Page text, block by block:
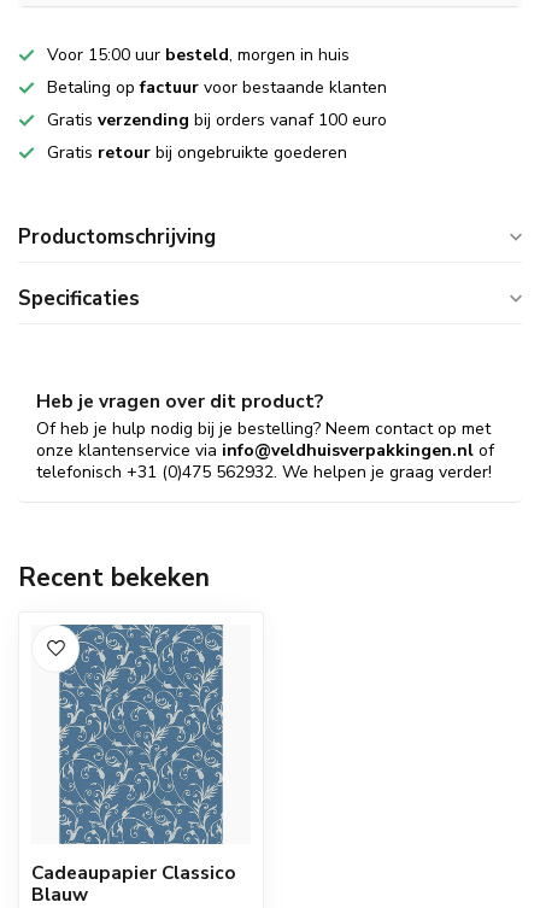
Voor 15:00 uur besteld, morgen in huis
Betaling opfactuur voor bestaande klanten
Gratis verzending bij orders vanaf 100 euro
Gratis retour bij ongebruikte goederen
Productomschrijving
Specificaties
Heb je vragen over dit product?
Of heb je hulp nodig bij je bestelling? Neem contact op met
onze klantenservice via info@veldhuisverpakkingen.nl of
telefonisch +31 (0)475 562932. We helpen je graag verder!
Recent bekeken
Cadeaupapier Classico
Blauw